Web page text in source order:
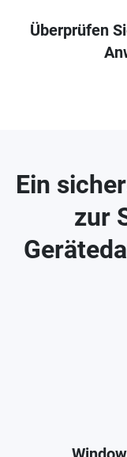
Überprüfen
Ein
zur